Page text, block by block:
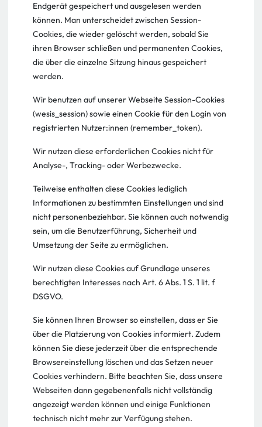
Endgerät gespeichert und ausgelesen werden
können. Man unterscheidet zwischen Session-
Cookies, die wieder gelöscht werden, sobald Sie
ihren Browser schließen und permanenten Cookies,
die über die einzelne Sitzung hinaus gespeichert
werden.
Wir benutzen auf unserer Webseite Session-Cookies
(wesis_session) sowie einen Cookie für den Login von
registrierten Nutzer:innen (remember_token).
Wir nutzen diese erforderlichen Cookies nicht für
Analyse-, Tracking- oder Werbezwecke.
Teilweise enthalten diese Cookies lediglich
Informationen zu bestimmten Einstellungen und sind
nicht personenbeziehbar. Sie können auch notwendig
sein, um die Benutzerführung, Sicherheit und
Umsetzung der Seite zu ermöglichen.
Wir nutzen diese Cookies auf Grundlage unseres
berechtigten Interesses nach Art. 6 Abs. 1 S. 1 lit. f
DSGVO.
Sie können Ihren Browser so einstellen, dass er Sie
über die Platzierung von Cookies informiert. Zudem
können Sie diese jederzeit über die entsprechende
Browsereinstellung löschen und das Setzen neuer
Cookies verhindern. Bitte beachten Sie, dass unsere
Webseiten dann gegebenenfalls nicht vollständig
angezeigt werden können und einige Funktionen
technisch nicht mehr zur Verfügung stehen.